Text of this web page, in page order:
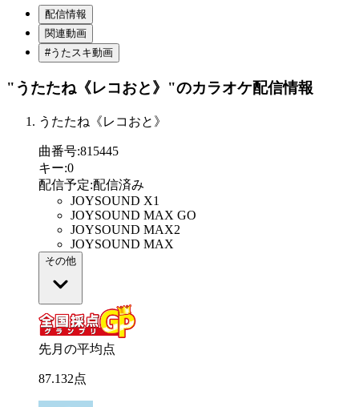
配信情報
関連動画
#うたスキ動画
"うたたね《レコおと》"のカラオケ配信情報
うたたね《レコおと》
曲番号:815445
キー:0
配信予定:配信済み
JOYSOUND X1
JOYSOUND MAX GO
JOYSOUND MAX2
JOYSOUND MAX
その他
先月の平均点
87.132点